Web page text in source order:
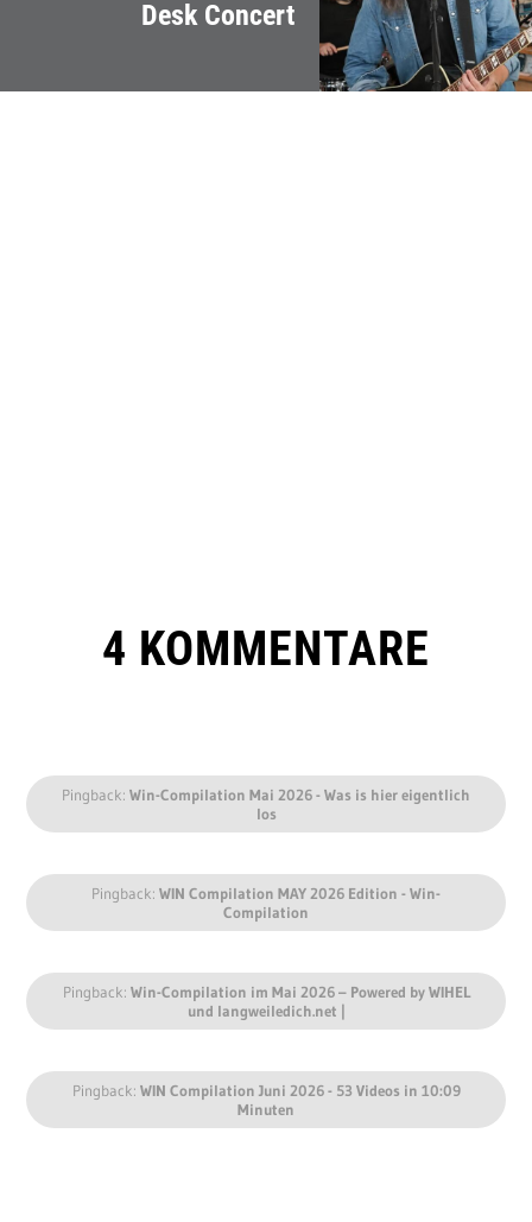
Desk Concert
4 KOMMENTARE
Pingback: Win-Compilation Mai 2026 - Was is hier eigentlich
los
Pingback: WIN Compilation MAY 2026 Edition - Win-
Compilation
Pingback: Win-Compilation im Mai 2026 – Powered by WIHEL
und langweiledich.net |
Pingback: WIN Compilation Juni 2026 - 53 Videos in 10:09
Minuten